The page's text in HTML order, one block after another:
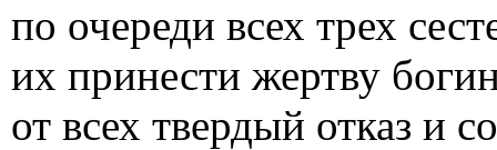
по очереди всех трех
их принести жертву
от всех твердый отказ и